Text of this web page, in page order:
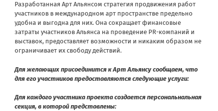
Разработанная Арт Альянсом стратегия продвижения работ
участников в международном арт пространстве предельно
удобна и выгодна для них. Она сокращает финансовые
затраты участников Альянса на проведение PR-компаний и
выставок, предоставляет возможности и никаким образом не
ограничивает их свободу действий.
Для желающих присоединится к Арт Альянсу сообщаем, что
для его участников предоставляются следующие услуги:
Для каждого участника проекта создается персональнальная
секция, в которой представлены: